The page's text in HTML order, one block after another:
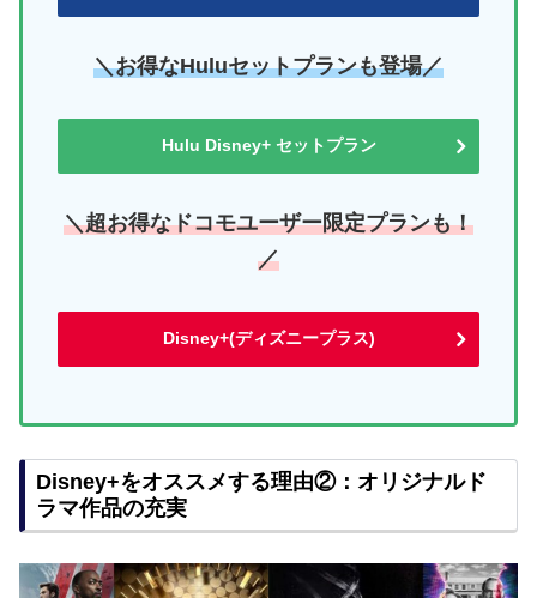
＼お得なHuluセットプランも登場／
Hulu Disney+ セットプラン
＼超お得なドコモユーザー限定プランも！
／
Disney+(ディズニープラス)
Disney+をオススメする理由②：オリジナルド
ラマ作品の充実